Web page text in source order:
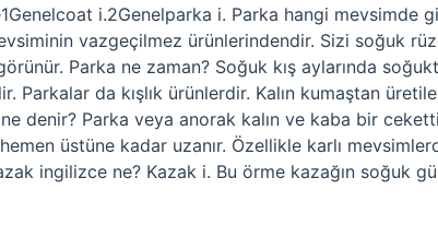
i.2Genelparka i. Parka hangi mevsimde
vazgeçilmez ürünlerindendir. Sizi soğuk
Parka ne zaman? Soğuk kış aylarında
Parkalar da kışlık ürünlerdir. Kalın kumaştan
denir? Parka veya anorak kalın ve kaba bir
üstüne kadar uzanır. Özellikle karlı
ingilizce ne? Kazak i. Bu örme kazağın soğuk